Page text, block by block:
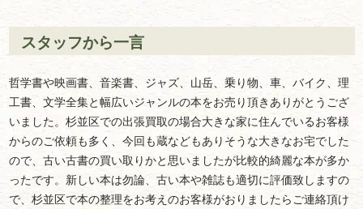
スタッフから一言
哲学書や映画書、音楽書、ジャズ、山岳、乗り物、車、バイク、理
工書、文学全集と幅広いジャンルの本をお売り頂きありがとうござ
いました。杉並区での出張買取の場合大きな家に住んでいるお客様
からのご依頼も多く、今回も蔵などもありそうな大きなお宅でした
ので、古い古書の買い取りかと思いましたが比較的綺麗な本が多か
ったです。新しい本は勿論、古い本や雑誌も適切に評価致しますの
で、杉並区で本の整理をお考えのお客様がおりましたらご連絡頂け